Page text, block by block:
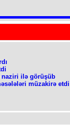
ilə görüşüb
müzakirə etdi